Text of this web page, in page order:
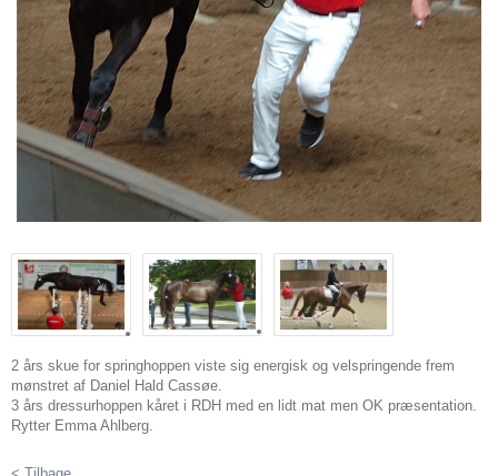
2 års skue for springhoppen viste sig energisk og velspringende frem
mønstret af Daniel Hald Cassøe.
3 års dressurhoppen kåret i RDH med en lidt mat men OK præsentation.
Rytter Emma Ahlberg.